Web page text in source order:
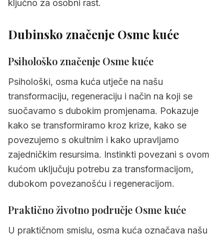
ključno za osobni rast.
Dubinsko značenje Osme kuće
Psihološko značenje Osme kuće
Psihološki, osma kuća utječe na našu
transformaciju, regeneraciju i način na koji se
suočavamo s dubokim promjenama. Pokazuje
kako se transformiramo kroz krize, kako se
povezujemo s okultnim i kako upravljamo
zajedničkim resursima. Instinkti povezani s ovom
kućom uključuju potrebu za transformacijom,
dubokom povezanošću i regeneracijom.
Praktično životno područje Osme kuće
U praktičnom smislu, osma kuća označava našu